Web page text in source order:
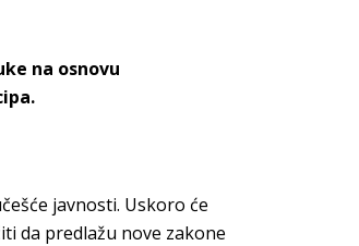
na osnovu
javnosti. Uskoro će
da predlažu nove zakone